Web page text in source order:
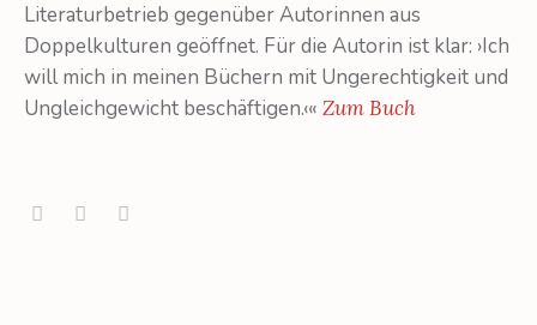
Literaturbetrieb gegenüber Autorinnen aus
Doppelkulturen geöffnet. Für die Autorin ist klar: ›Ich
will mich in meinen Büchern mit Ungerechtigkeit und
Ungleichgewicht beschäftigen.‹« Zum Buch